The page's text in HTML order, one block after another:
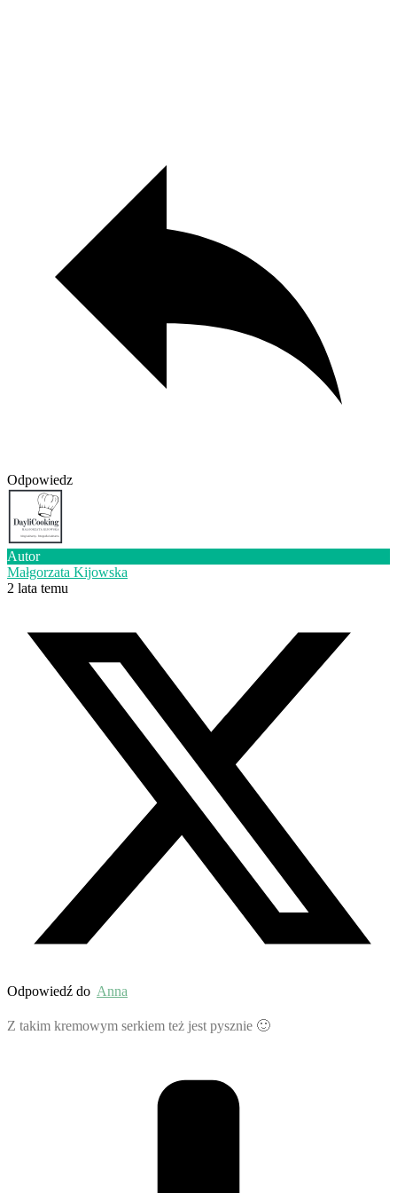
Odpowiedz
Autor
Małgorzata Kijowska
2 lata temu
Odpowiedź do Anna
Z takim kremowym serkiem też jest pysznie 🙂